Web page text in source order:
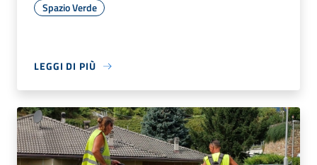
Spazio Verde
LEGGI DI PIÙ